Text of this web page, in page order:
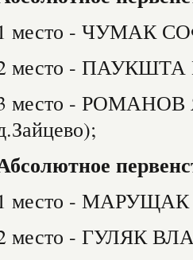
место - ЧУМАК
место -
место -
место -
место - ГУЛЯК